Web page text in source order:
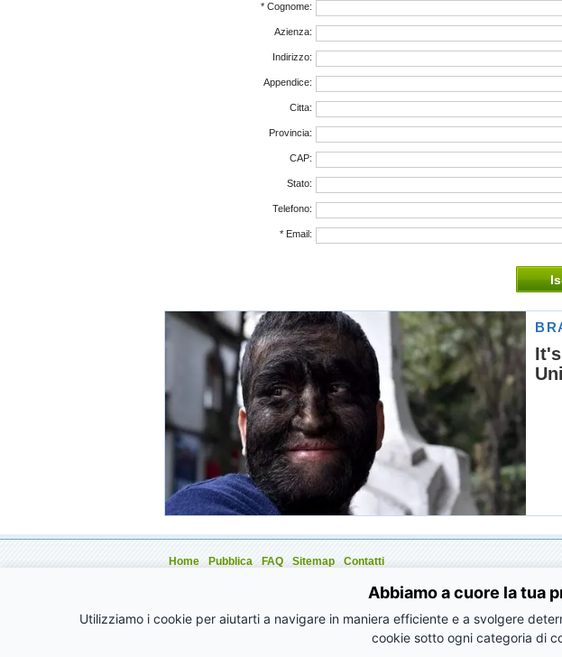
* Cognome:
Azienza:
Indirizzo:
Appendice:
Citta:
Provincia:
CAP:
Stato:
Telefono:
* Email:
Home Pubblica FAQ Sitemap Contatti
Abbiamo a cuore la tua
Utilizziamo i cookie per aiutarti a navigare in maniera efficiente e a svolgere
cookie sotto ogni categoria di